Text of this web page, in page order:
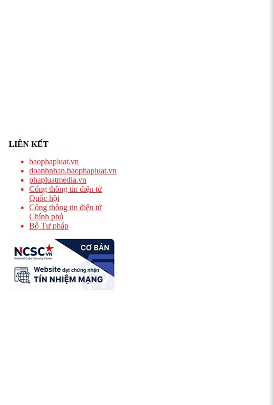
LIÊN KẾT
baophapluat.vn
doanhnhan.baophapluat.vn
phapluatmedia.vn
Cổng thông tin điện tử
Quốc hội
Cổng thông tin điện tử
Chính phủ
Bộ Tư pháp